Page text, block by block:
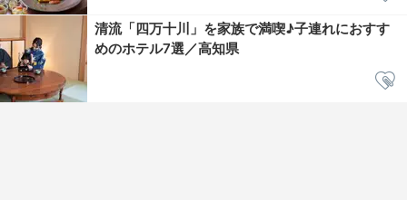
清流「四万十川」を家族で満喫♪子連れにおすす
めのホテル7選／高知県